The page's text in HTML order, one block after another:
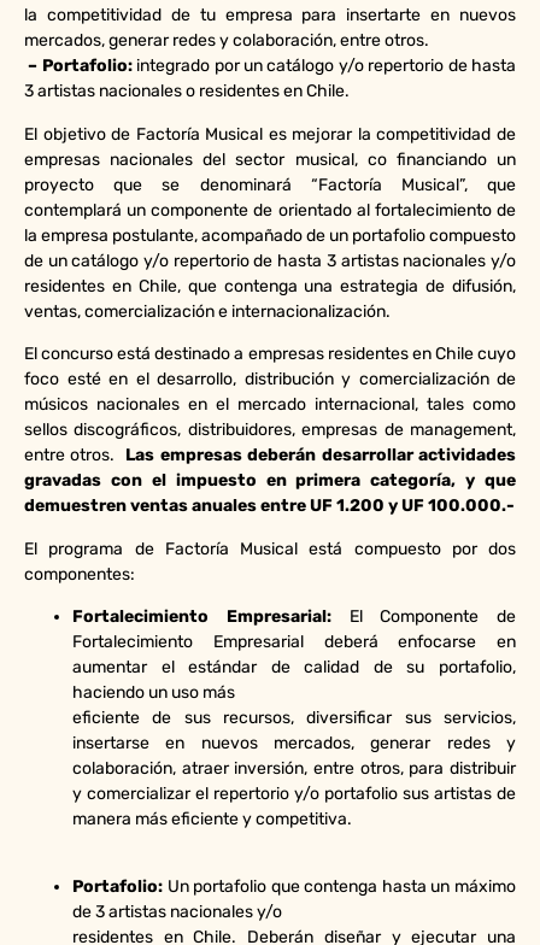
la competitividad de tu empresa para insertarte en nuevos
mercados, generar redes y colaboración, entre otros.
– Portafolio:integrado por un catálogo y/o repertorio de hasta
3 artistas nacionales o residentes en Chile.
El objetivo de Factoría Musical es mejorar la competitividad de
empresas nacionales del sector musical, co financiando un
proyecto que se denominará “Factoría Musical”, que
contemplará un componente de orientado al fortalecimiento de
la empresa postulante, acompañado de un portafolio compuesto
de un catálogo y/o repertorio de hasta 3 artistas nacionales y/o
residentes en Chile, que contenga una estrategia de difusión,
ventas, comercialización e internacionalización.
El concurso está destinado a empresas residentes en Chile cuyo
foco esté en el desarrollo, distribución y comercialización de
músicos nacionales en el mercado internacional, tales como
sellos discográficos, distribuidores, empresas de management,
entre otros. Las empresas deberán desarrollar actividades
gravadas con el impuesto en primera categoría, y que
demuestren ventas anuales entre UF 1.200 y UF 100.000.-
El programa de Factoría Musical está compuesto por dos
componentes:
Fortalecimiento Empresarial: El Componente de
Fortalecimiento Empresarial deberá enfocarse en
aumentar el estándar de calidad de su portafolio,
haciendo un uso más
eficiente de sus recursos, diversificar sus servicios,
insertarse en nuevos mercados, generar redes y
colaboración, atraer inversión, entre otros, para distribuir
y comercializar el repertorio y/o portafolio sus artistas de
manera más eficiente y competitiva.
Portafolio: Un portafolio que contenga hasta un máximo
de 3 artistas nacionales y/o
residentes en Chile. Deberán diseñar y ejecutar una